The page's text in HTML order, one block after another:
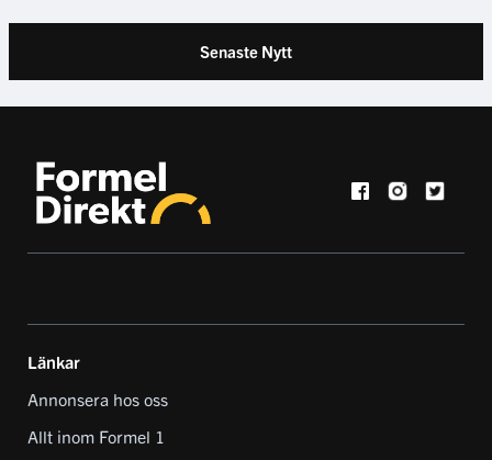
Senaste Nytt
Länkar
Annonsera hos oss
Allt inom Formel 1